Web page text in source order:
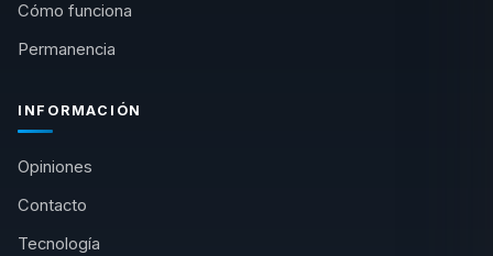
Cómo funciona
Permanencia
INFORMACIÓN
Opiniones
Contacto
Tecnología